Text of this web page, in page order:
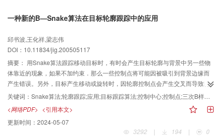
一种新的B—Snake算法在目标轮廓跟踪中的应用
邱书波,王化祥,梁志伟
DOI：10.11834/jig.200505117
摘要： 用Snake算法跟踪移动目标时，有时会产生目标轮廓与背景中另一些物
体靠近的现象，如果不加约束．那么一些控制点将可能因被吸引到背景边缘而
产生错误。另外，目标产生移动或旋转时，因轮廓控制点会产生交叉而导致轮
廓跟踪失败。为克服此类问题，提出了一种新的有效的目标跟踪算法，可以跟
踪静止或运动目标的2维轮廓曲线。该算法先利用三次B样条曲线连接控制点，
以初始化物体的边界，然后通过Snake最小能量函数把控制点吸引到轮廓的边
界。在Snake跟踪算法中，由于是采用和下一点相连向量与控制中心相连向量
的夹角正弦值的正负来避免控制点的交叉，而控制中心的位置则通过α-β-γ滤波
关键词： Snake算法;轮廓跟踪;应用;目标跟踪算法;控制中心;控制点;三次B样条;移动目标;目标轮廓;轮廓曲线;运动目标;曲线连接;能量函数;实验证明;运算时间;初始化;复杂度;物体;交叉;静止;边界;向量;2维;最小
<网络PDF> <引用本文>
更新时间： 2024-05-07
3292
| 194 | 0